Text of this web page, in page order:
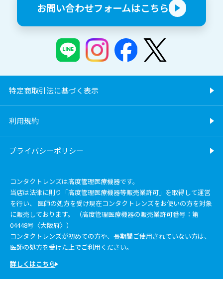
お問い合わせフォームはこちら
特定商取引法に基づく表示
利用規約
プライバシーポリシー
コンタクトレンズは高度管理医療機器です。
当店は法律に則り「高度管理医療機器等販売業許可」を取得して運営
を行い、 医師の処方を受け現在コンタクトレンズをお使いの方を対象
に販売しております。 （高度管理医療機器の販売業許可番号：第
04448号〈大阪府〉）
コンタクトレンズが初めての方や、長期間ご使用されていない方は、
医師の処方を受けた上でご利用ください。
詳しくはこちら